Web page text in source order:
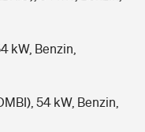
kW, Benzin,
54 kW, Benzin,